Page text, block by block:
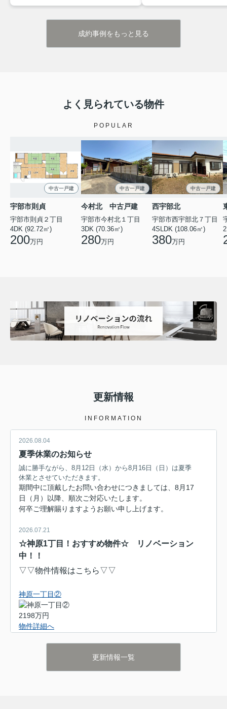
成約事例をもっと見る
よく見られている物件
POPULAR
中古一戸建
宇部市則貞
宇部市則貞２丁目
4DK (92.72㎡)
200万円
中古一戸建
今村北 中古戸建
宇部市今村北１丁目
3DK (70.36㎡)
280万円
中古一戸建
西宇部北
宇部市西宇部北７丁目
4SLDK (108.06㎡)
380万円
更新情報
INFORMATION
2026.08.04
夏季休業のお知らせ
誠に勝手ながら、8月12日（水）から8月16日（日）は夏季
休業とさせていただきます。
期間中に頂戴したお問い合わせにつきましては、8月17
日（月）以降、順次ご対応いたします。
何卒ご理解賜りますようお願い申し上げます。
2026.07.21
☆神原1丁目！おすすめ物件☆ リノベーション
中！！
▽▽物件情報はこちら▽▽
神原一丁目②
2198万円
物件詳細へ
お電話でもお問合せも受け付けております！
お電話でのお問合せご希望の方はこちらへお電話くださ
更新情報一覧